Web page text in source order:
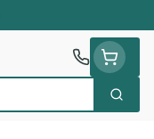
Zoek